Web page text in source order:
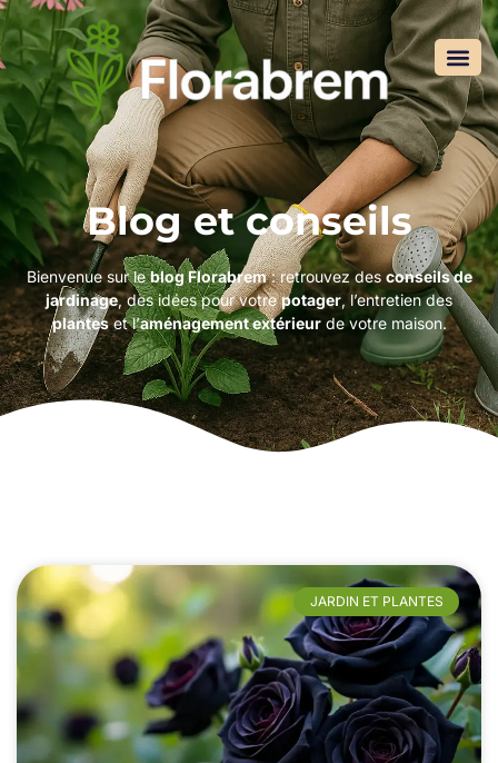
Blog et conseils
Bienvenue sur leblog Florabrem: retrouvez desconseils de
jardinage, des idées pour votrepotager, l’entretien des
planteset l’aménagement extérieurde votre maison.
JARDIN ET PLANTES